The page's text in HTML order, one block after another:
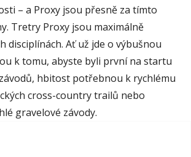
– a Proxy jsou přesně za tímto
Tretry Proxy jsou maximálně
disciplínách. Aťuž jde o výbušnou
k tomu, abyste byli první na startu
hbitost potřebnou k rychlému
cross-countrytrailů nebo
gravelové závody.